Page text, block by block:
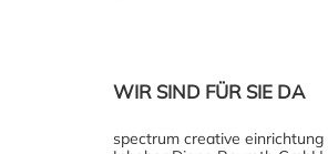
WIR SIND FÜR SIE DA
spectrum creative einrichtung